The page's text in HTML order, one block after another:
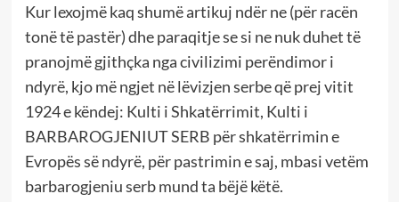
Kur lexojmë kaq shumë artikuj ndër ne (për racën
tonë të pastër) dhe paraqitje se si ne nuk duhet të
pranojmë gjithçka nga civilizimi perëndimor i
ndyrë, kjo më ngjet në lëvizjen serbe që prej vitit
1924 e këndej: Kulti i Shkatërrimit, Kulti i
BARBAROGJENIUT SERB për shkatërrimin e
Evropës së ndyrë, për pastrimin e saj, mbasi vetëm
barbarogjeniu serb mund ta bëjë këtë.